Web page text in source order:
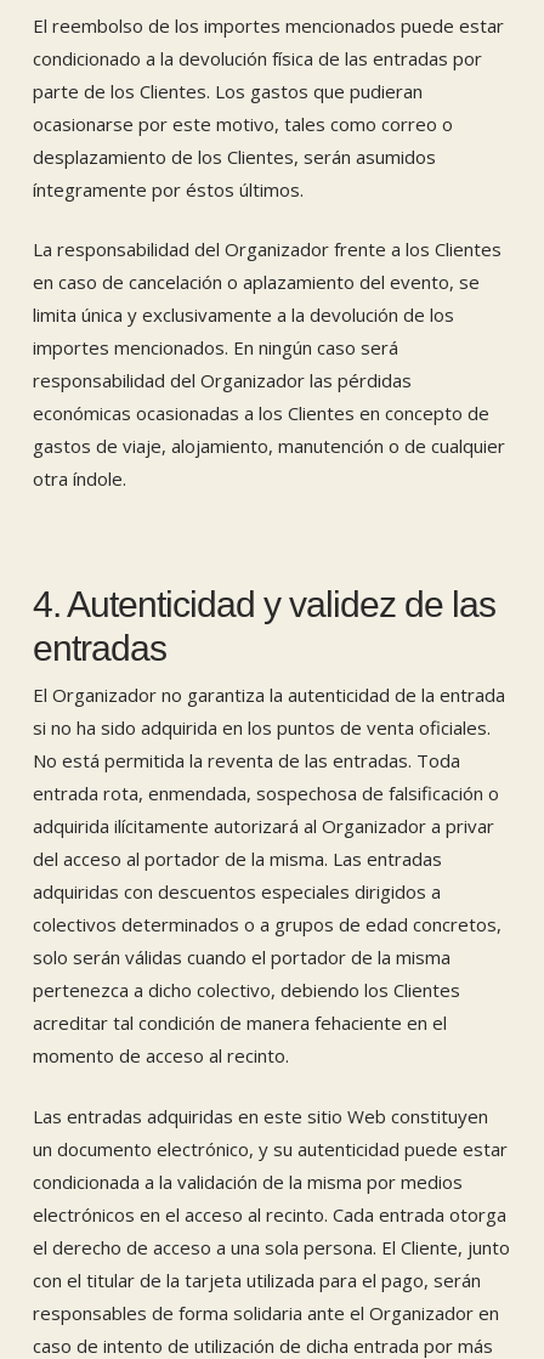
El reembolso de los importes mencionados puede estar
condicionado a la devolución física de las entradas por
parte de los Clientes. Los gastos que pudieran
ocasionarse por este motivo, tales como correo o
desplazamiento de los Clientes, serán asumidos
íntegramente por éstos últimos.
La responsabilidad del Organizador frente a los Clientes
en caso de cancelación o aplazamiento del evento, se
limita única y exclusivamente a la devolución de los
importes mencionados. En ningún caso será
responsabilidad del Organizador las pérdidas
económicas ocasionadas a los Clientes en concepto de
gastos de viaje, alojamiento, manutención o de cualquier
otra índole.
4. Autenticidad y validez de las
entradas
El Organizador no garantiza la autenticidad de la entrada
si no ha sido adquirida en los puntos de venta oficiales.
No está permitida la reventa de las entradas. Toda
entrada rota, enmendada, sospechosa de falsificación o
adquirida ilícitamente autorizará al Organizador a privar
del acceso al portador de la misma. Las entradas
adquiridas con descuentos especiales dirigidos a
colectivos determinados o a grupos de edad concretos,
solo serán válidas cuando el portador de la misma
pertenezca a dicho colectivo, debiendo los Clientes
acreditar tal condición de manera fehaciente en el
momento de acceso al recinto.
Las entradas adquiridas en este sitio Web constituyen
un documento electrónico, y su autenticidad puede estar
condicionada a la validación de la misma por medios
electrónicos en el acceso al recinto. Cada entrada otorga
el derecho de acceso a una sola persona. El Cliente, junto
con el titular de la tarjeta utilizada para el pago, serán
responsables de forma solidaria ante el Organizador en
caso de intento de utilización de dicha entrada por más